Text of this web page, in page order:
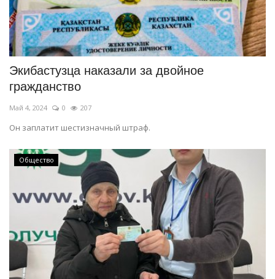
Экибастузца наказали за двойное
гражданство
Май 4, 2024 0 207
Он заплатит шестизначный штраф.
Общество